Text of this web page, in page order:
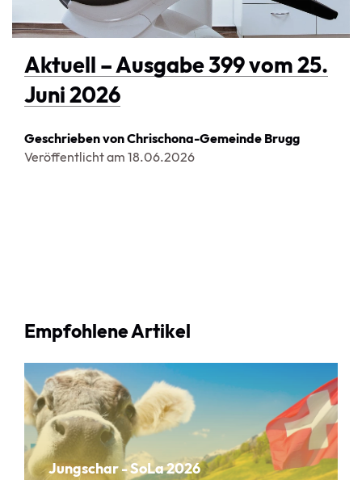
Aktuell – Ausgabe 399 vom 25.
Juni 2026
Geschrieben von Chrischona-Gemeinde Brugg
Veröffentlicht am 18.06.2026
Empfohlene Artikel
Jungschar - SoLa 2026